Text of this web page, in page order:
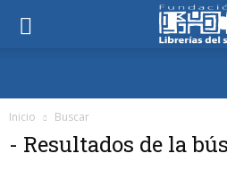
Inicio Buscar
- Resultados de la